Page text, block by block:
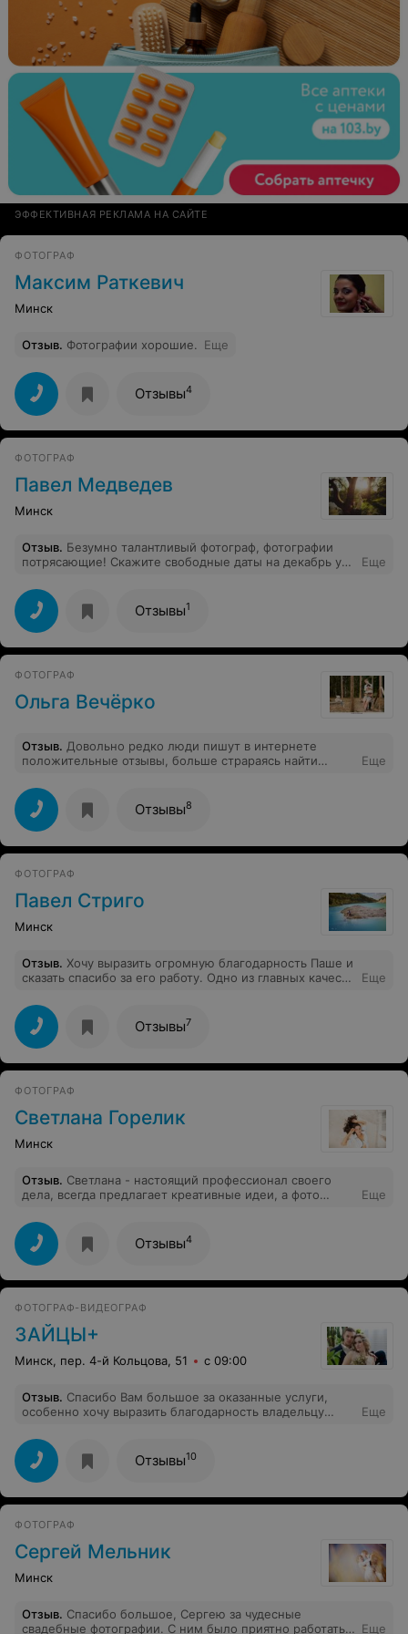
ЭФФЕКТИВНАЯ РЕКЛАМА НА САЙТЕ
ФОТОГРАФ
Максим Раткевич
Минск
Отзыв. Фотографии хорошие. Еще
Отзывы4
ФОТОГРАФ
Павел Медведев
Минск
Отзыв. Безумно талантливый фотограф, фотографии
потрясающие! Скажите свободные даты на декабрь у
Еще
Отзывы1
ФОТОГРАФ
Ольга Вечёрко
Отзыв. Довольно редко люди пишут в интернете
положительные отзывы, больше страраясь найти
фотографа для влюблённых. И мы не прогадали.
Отбросив все эмоции (а прошел уже почти год с
момента счастливой даты) мы можем с уверенностью
сказать, что фотки Ольги сейчас одни из самых
любимых.
Еще
Отзывы8
ФОТОГРАФ
Павел Стриго
Минск
Отзыв. Хочу выразить огромную благодарность Паше и
сказать спасибо за его работу. Одно из главных качеств
легкую атмосферу в процессе работы. Способность
расположить к себе человека, проявить его
творческий потенциал. В результате фотографии
получаются естественные, «живые». Мы в полном
восторге от нашего ЛЮБИМОГО и ЕДИНСТВЕННОГО
Еще
Отзывы7
ФОТОГРАФ
Светлана Горелик
Минск
Отзыв. Светлана - настоящий профессионал своего
дела, всегда предлагает креативные идеи, а фото
совместные съёмки и 2 шедевра!)
Еще
Отзывы4
ФОТОГРАФ-ВИДЕОГРАФ
ЗАЙЦЫ+
Минск, пер. 4-й Кольцова, 51 с 09:00
Отзыв. Спасибо Вам большое за оказанные услуги,
особенно хочу выразить благодарность владельцу
начинающему фотографу за помощь сделать ясные
свадебные фото!
Еще
Отзывы10
ФОТОГРАФ
Сергей Мельник
Минск
Отзыв. Спасибо большое, Сергею за чудесные
свадебные фотографии. С ним было приятно работать,
Еще